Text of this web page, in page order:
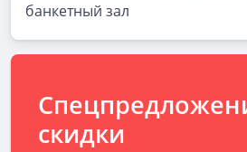
банкетный зал
скидки